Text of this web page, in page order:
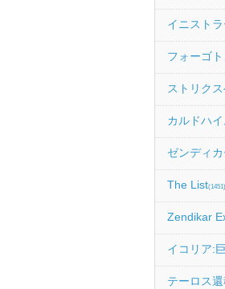
イニスト
フォーゴ
ストリク
カルドハイ
ゼンディ
The List(1451)
Zendikar
イコリア:
テーロス